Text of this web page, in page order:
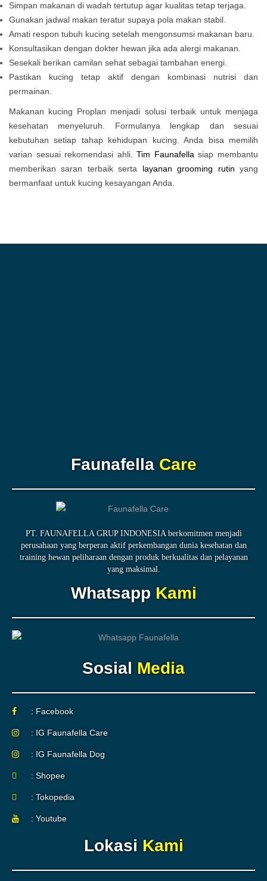
Simpan makanan di wadah tertutup agar kualitas tetap terjaga.
Gunakan jadwal makan teratur supaya pola makan stabil.
Amati respon tubuh kucing setelah mengonsumsi makanan baru.
Konsultasikan dengan dokter hewan jika ada alergi makanan.
Sesekali berikan camilan sehat sebagai tambahan energi.
Pastikan kucing tetap aktif dengan kombinasi nutrisi dan
permainan.
Makanan kucing Proplan menjadi solusi terbaik untuk menjaga
kesehatan menyeluruh. Formulanya lengkap dan sesuai
kebutuhan setiap tahap kehidupan kucing. Anda bisa memilih
varian sesuai rekomendasi ahli.Tim Faunafella siap membantu
memberikan saran terbaik serta layanan grooming rutin yang
bermanfaat untuk kucing kesayangan Anda.
FaunafellaCare
PT. FAUNAFELLA GRUP INDONESIA berkomitmen menjadi
perusahaan yang berperan aktif perkembangan dunia kesehatan dan
training hewan peliharaan dengan produk berkualitas dan pelayanan
yang maksimal.
WhatsappKami
Sosial Media
: Facebook
: IG Faunafella Care
: IG Faunafella Dog
: Shopee
: Tokopedia
: Youtube
Lokasi Kami